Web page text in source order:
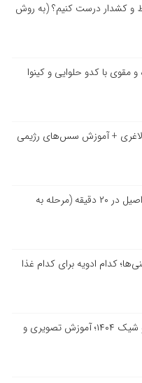
و کشدار درست کنیم؟ (به روش
مقوی با کدو حلوایی و کینوا
لاغری + آموزش سس‌های رژیمی
طرز تهیه اسپاگتی ایتالیایی اصیل در ۲۰ دقیقه (مرحله به
کدام ادویه برای کدام غذا
۱۰ مدل دسر یلدایی جدید و شیک ۱۴۰۴؛ آموزش تصویری و